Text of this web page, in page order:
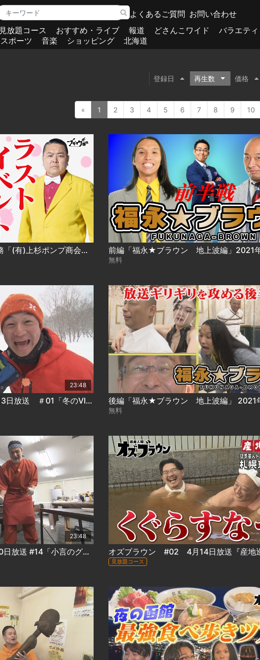
よくあるご質問 お問い合わせ
見放題コース おすすめ・ライブ 報道 どさんこワイド バラエティ
スポーツ
音楽 ショッピング 北海道
登録日 再生数 価格
« 1 2 3 4 5 6 7 8 9 10
【アーカイブ】ブギウギ専務「(有)上杉ポンプ商会 臨時社員総会」 前編「福永★ブラウン 地上波編」2021
無料
23:48
ハレバレティモンディ 4月3日放送 ＃01「冬のVIVA北海道 前半戦」 後編「福永★ブラウン 地上波編」 2021
無料
23:48
ハレバレティモンディ 7月10日放送 #14「小言のグルメ(後)｣
見放題コース